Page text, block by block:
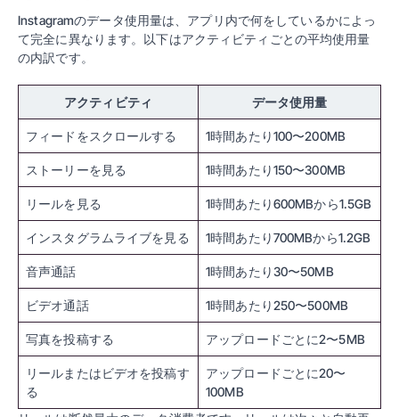
Instagramのデータ使用量は、アプリ内で何をしているかによっ
て完全に異なります。以下はアクティビティごとの平均使用量
の内訳です。
アクティビティ データ使用量
フィードをスクロールする 1時間あたり100〜200MB
ストーリーを見る 1時間あたり150〜300MB
リールを見る 1時間あたり600MBから1.5GB
インスタグラムライブを見る 1時間あたり700MBから1.2GB
音声通話 1時間あたり30〜50MB
ビデオ通話 1時間あたり250〜500MB
写真を投稿する アップロードごとに2〜5MB
リールまたはビデオを投稿す
る
アップロードごとに20〜
100MB